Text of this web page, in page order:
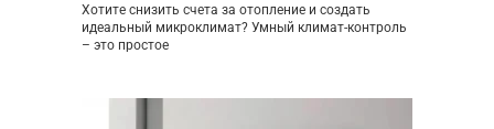
Хотите снизить счета за отопление и создать
идеальный микроклимат? Умный климат-контроль
– это простое